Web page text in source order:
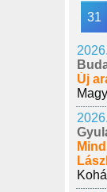
31
Új